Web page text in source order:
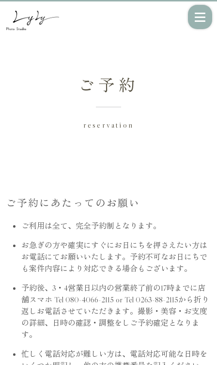
七五三
ト
ご予約
reservation
ご予約にあたってのお願い
ご利用は全て、完全予約制となります。
お急ぎの方や確実にすぐにお日にちを押さえたい方は
お電話にてお願いいたします。予約不可なお日にちで
も案件内容により対応できる場合もございます。
予約後、3・4営業日以内の営業終了前の17時までに店
舗スマホ Tel 080-4066-2115 or Tel 0263-88-2115から折り
返しお電話させていただきます。撮影・美容・お支度
の詳細、日時の確認・調整をしご予約確定となりま
す。
忙しく電話対応が難しい方は、電話対応可能な日時を